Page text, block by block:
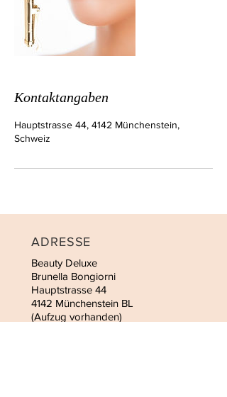
Kontaktangaben
Hauptstrasse 44, 4142 Münchenstein,
Schweiz
ADRESSE
Beauty Deluxe
Brunella Bongiorni
Hauptstrasse 44
4142 Münchenstein BL
(Aufzug vorhanden)